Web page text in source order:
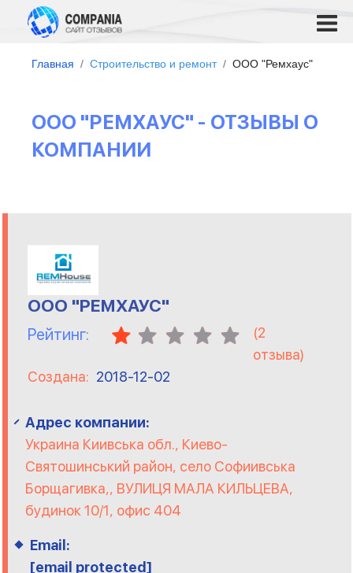
Главная Строительство и ремонт ООО "Ремхаус"
ООО "РЕМХАУС" - ОТЗЫВЫ О
КОМПАНИИ
ООО "РЕМХАУС"
Рейтинг: (2
отзыва)
Создана: 2018-12-02
Адрес компании:
Украина Киивська обл., Киево-
Святошинський район, село Софиивська
Борщагивка,, ВУЛИЦЯ МАЛА КИЛЬЦЕВА,
будинок 10/1, офис 404
Email:
[email protected]